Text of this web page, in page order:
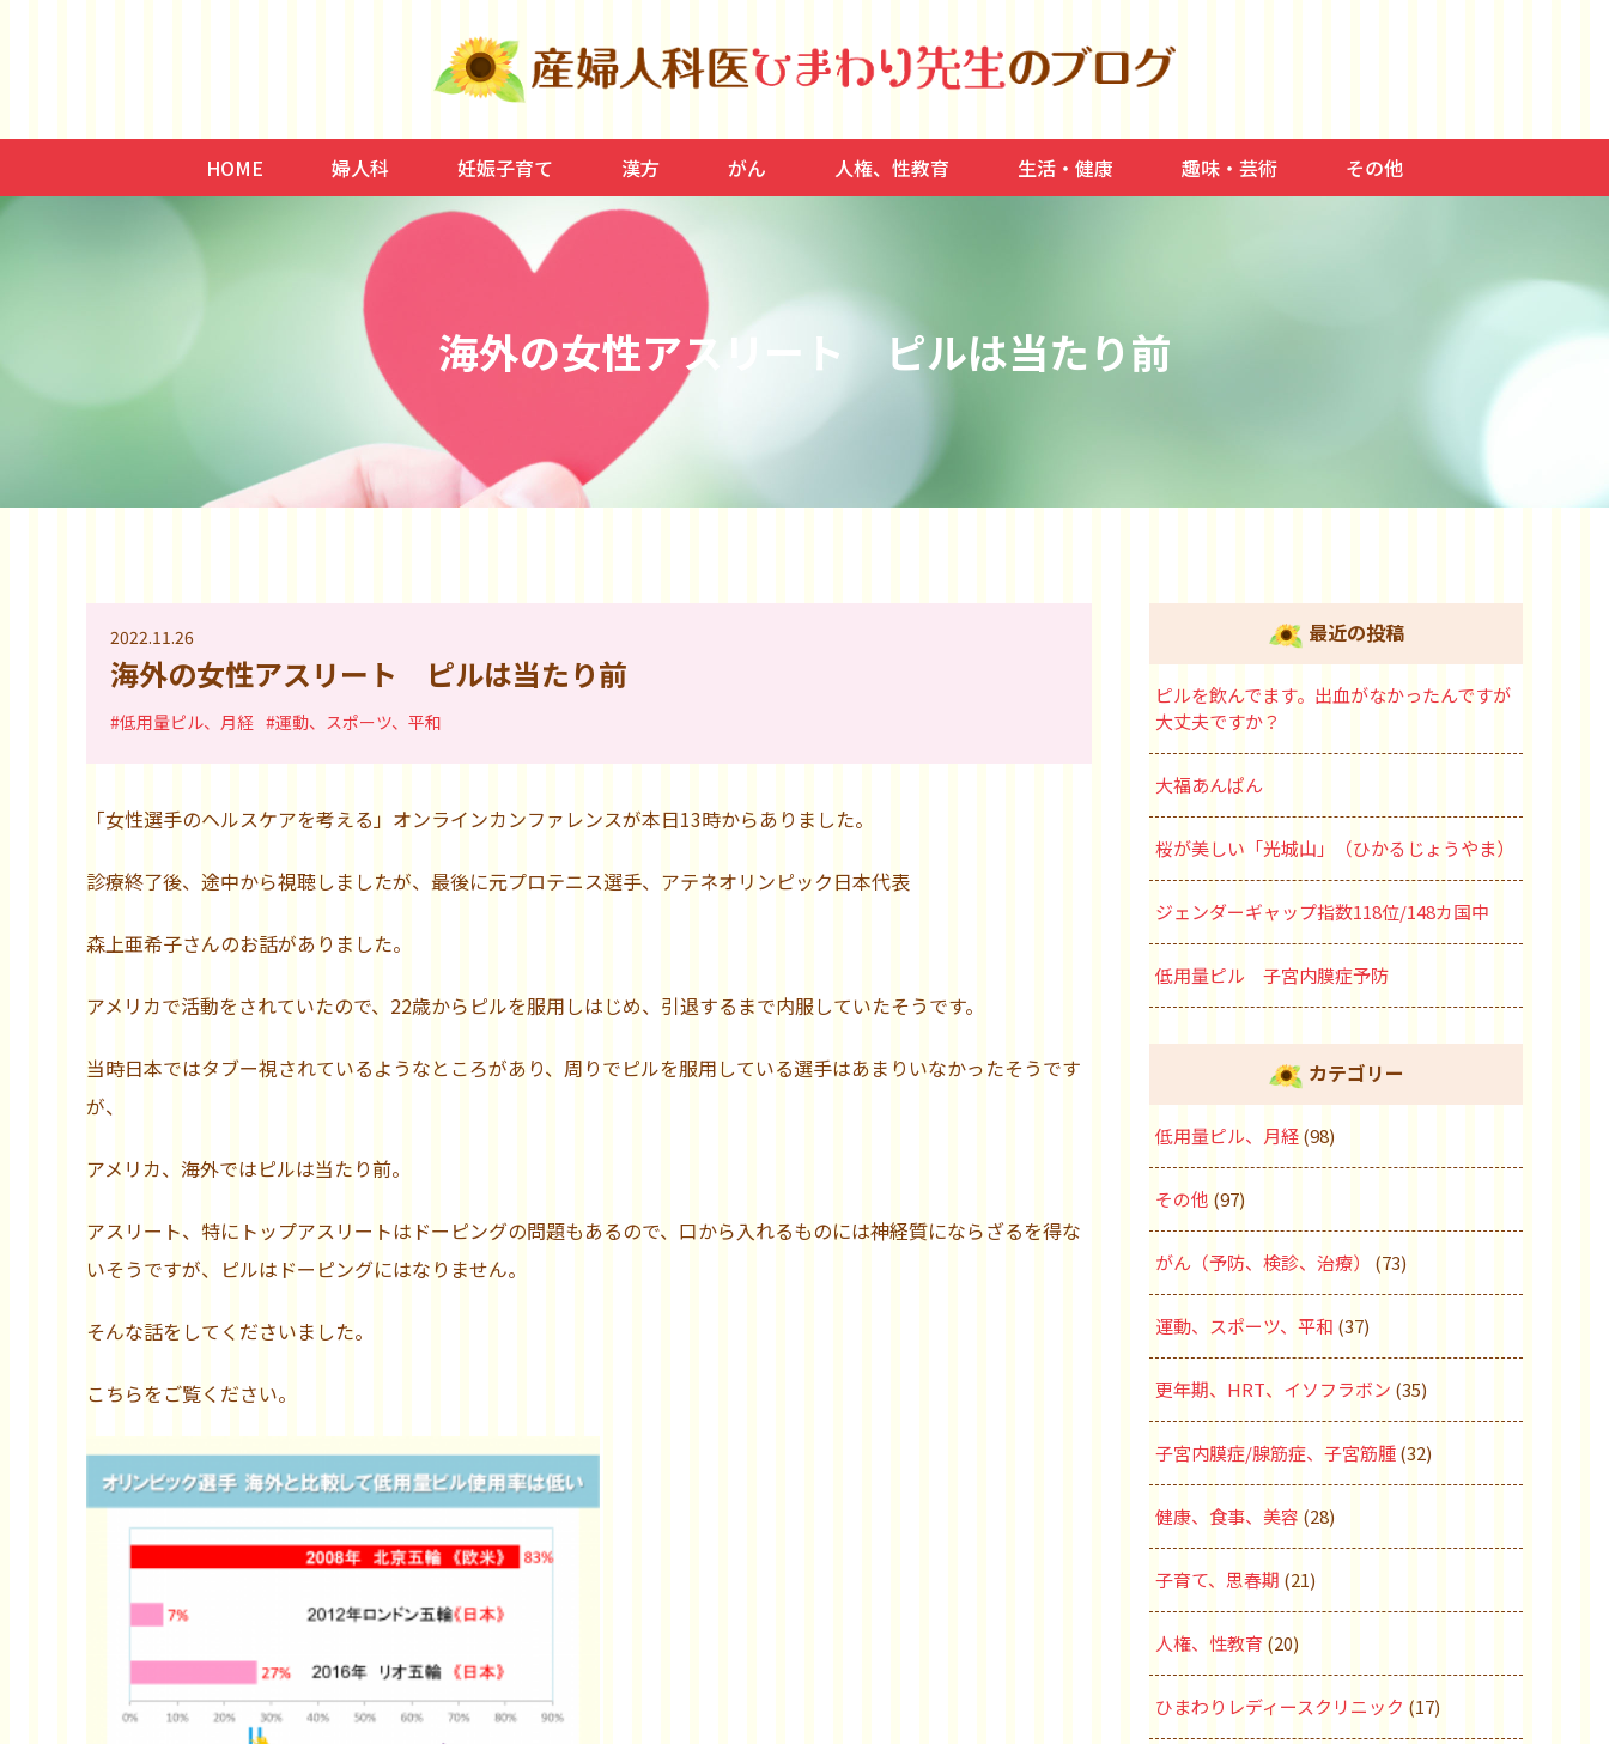
HOME 婦人科
子宮内膜症/腺筋症、子宮筋腫
低用量ピル、月経
ミレーナ
更年期、HRT、イソフラボン
骨粗鬆症
頻尿、尿失禁、子宮脱
妊娠子育て
妊娠、出産、産後
子育て、思春期
漢方 がん 人権、性教育 生活・健康 趣味・芸術 その他
海外の女性アスリート ピルは当たり前
2022.11.26
海外の女性アスリート ピルは当たり前
#低用量ピル、月経 #運動、スポーツ、平和
「女性選手のヘルスケアを考える」オンラインカンファレンスが本日13時からありました。
診療終了後、途中から視聴しましたが、最後に元プロテニス選手、アテネオリンピック日本代表
森上亜希子さんのお話がありました。
アメリカで活動をされていたので、22歳からピルを服用しはじめ、引退するまで内服していたそうです。
当時日本ではタブー視されているようなところがあり、周りでピルを服用している選手はあまりいなかったそうです
が、
アメリカ、海外ではピルは当たり前。
アスリート、特にトップアスリートはドーピングの問題もあるので、口から入れるものには神経質にならざるを得な
いそうですが、ピルはドーピングにはなりません。
そんな話をしてくださいました。
こちらをご覧ください。
最近の投稿
ピルを飲んでます。出血がなかったんですが
大丈夫ですか？
大福あんぱん
桜が美しい「光城山」（ひかるじょうやま）
ジェンダーギャップ指数118位/148カ国中
低用量ピル 子宮内膜症予防
カテゴリー
低用量ピル、月経(98)
その他 (97)
がん（予防、検診、治療） (73)
運動、スポーツ、平和 (37)
更年期、HRT、イソフラボン (35)
子宮内膜症/腺筋症、子宮筋腫(32)
健康、食事、美容 (28)
子育て、思春期 (21)
人権、性教育 (20)
ひまわりレディースクリニック (17)